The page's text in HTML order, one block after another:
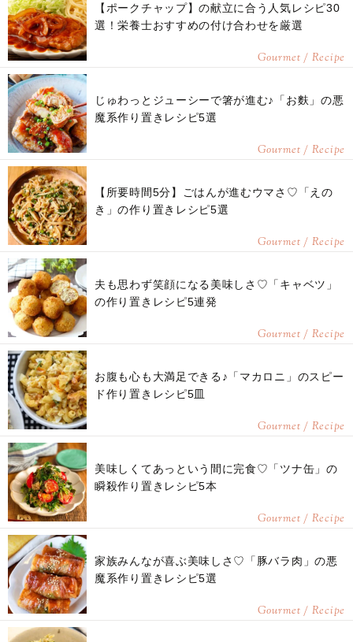
【ポークチャップ】の献立に合う人気レシピ30
選！栄養士おすすめの付け合わせを厳選
Gourmet / Recipe
じゅわっとジューシーで箸が進む♪「お麩」の悪
魔系作り置きレシピ5選
Gourmet / Recipe
【所要時間5分】ごはんが進むウマさ♡「えの
き」の作り置きレシピ5選
Gourmet / Recipe
夫も思わず笑顔になる美味しさ♡「キャベツ」
の作り置きレシピ5連発
Gourmet / Recipe
お腹も心も大満足できる♪「マカロニ」のスピー
ド作り置きレシピ5皿
Gourmet / Recipe
美味しくてあっという間に完食♡「ツナ缶」の
瞬殺作り置きレシピ5本
Gourmet / Recipe
家族みんなが喜ぶ美味しさ♡「豚バラ肉」の悪
魔系作り置きレシピ5選
Gourmet / Recipe